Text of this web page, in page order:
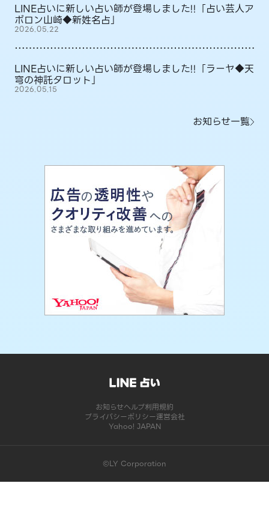
LINE占いに新しい占い師が登場しました!!「占い芸人ア
ポロン山崎◆新姓名占」
2026.05.22
LINE占いに新しい占い師が登場しました!!「ラーヤ◆天
穹の神託タロット」
2026.05.15
お知らせ一覧
お知らせヘルプ利用規約
プライバシーポリシー運営会社
Yahoo! JAPAN
©LY Corporation
このコンテンツは掲載が終了しました | LINE占い